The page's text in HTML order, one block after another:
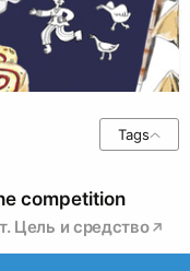
Tags
competition
Цель и средство